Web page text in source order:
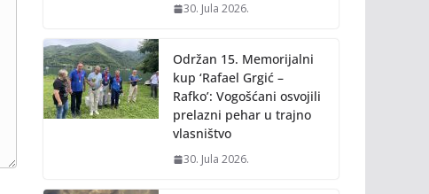
30. Jula 2026.
Održan 15. Memorijalni
kup ‘Rafael Grgić –
Rafko’: Vogošćani osvojili
prelazni pehar u trajno
vlasništvo
30. Jula 2026.